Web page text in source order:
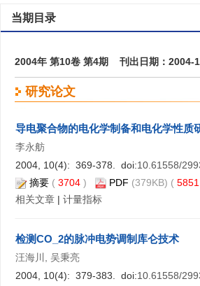
当期目录
2004年 第10卷 第4期 刊出日期：2004-
研究论文
导电聚合物的电化学制备和电化学性
李永舫
2004, 10(4): 369-378. doi:10.61558/
摘要 ( 3704 ) PDF (379KB) ( 5851
相关文章 | 计量指标
检测CO_2的脉冲电势调制库仑技术
汪海川, 吴秉亮
2004, 10(4): 379-383. doi:10.61558/